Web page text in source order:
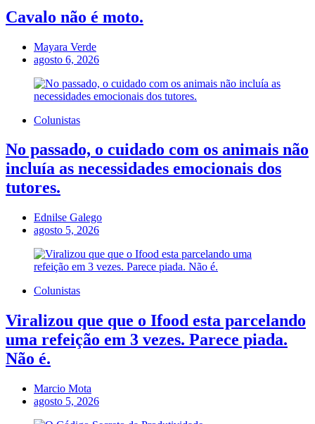
Cavalo não é moto.
Mayara Verde
agosto 6, 2026
Colunistas
No passado, o cuidado com os animais não
incluía as necessidades emocionais dos
tutores.
Ednilse Galego
agosto 5, 2026
Colunistas
Viralizou que que o Ifood esta parcelando
uma refeição em 3 vezes. Parece piada.
Não é.
Marcio Mota
agosto 5, 2026